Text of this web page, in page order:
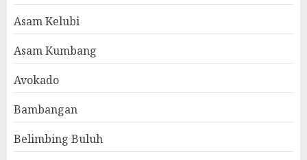
Asam Kelubi
Asam Kumbang
Avokado
Bambangan
Belimbing Buluh